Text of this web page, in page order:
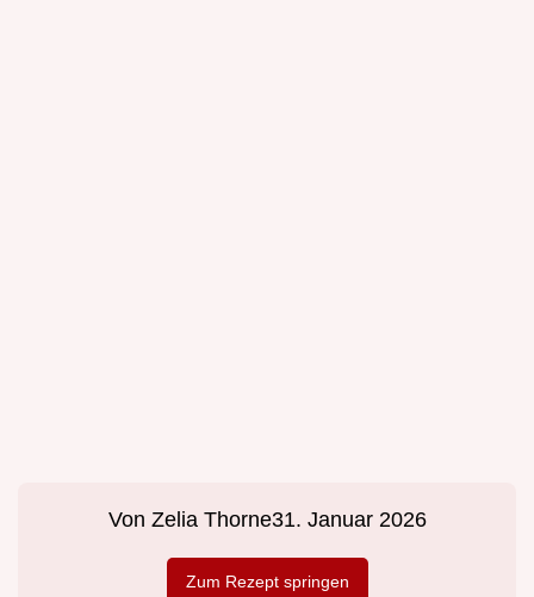
Von Zelia Thorne31. Januar 2026
Zum Rezept springen